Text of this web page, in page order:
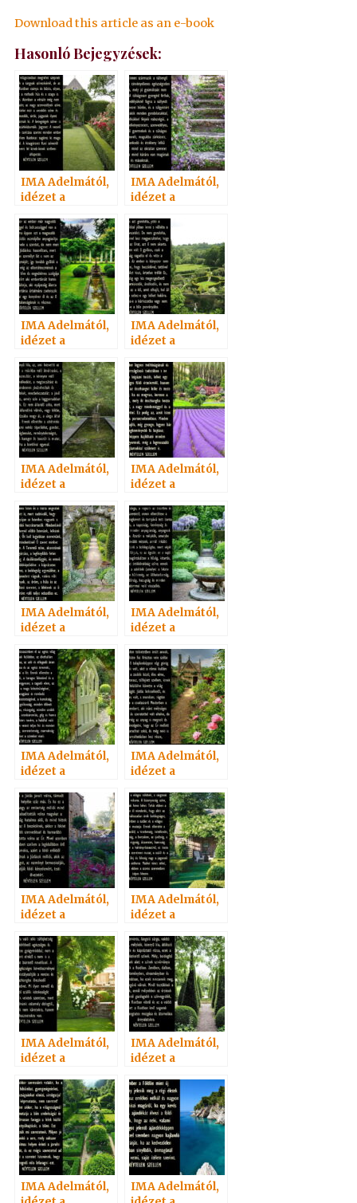
Download this article as an e-book
Hasonló Bejegyzések:
IMA Adelmától,
idézet a
Szellemtől 7.
IMA Adelmától,
idézet a
Szellemtől 3.
IMA Adelmától,
idézet a
Szellemtől 19.
IMA Adelmától,
idézet a
Szellemtől 17.
IMA Adelmától,
idézet a
Szellemtől 11.
IMA Adelmától,
idézet a
Szellemtől 2.
IMA Adelmától,
idézet a
Szellemtől 9.
IMA Adelmától,
idézet a
Szellemtől 12.
IMA Adelmától,
idézet a
Szellemtől 8.
IMA Adelmától,
idézet a
Szellemtől 18.
IMA Adelmától,
idézet a
Szellemtől 20.
IMA Adelmától,
idézet a
Szellemtől 10.
IMA Adelmától,
idézet a
Szellemtől 1.
IMA Adelmától,
idézet a
Szellemtől 14.
IMA Adelmától,
IMA Adelmától,